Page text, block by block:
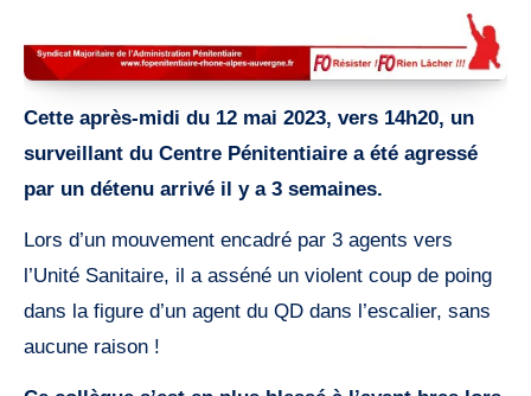
Cette après-midi du 12 mai 2023, vers 14h20, un
surveillant du Centre Pénitentiaire a été agressé
par un détenu arrivé il y a 3 semaines.
Lors d’un mouvement encadré par 3 agents vers
l’Unité Sanitaire, il a asséné un violent coup de poing
dans la figure d’un agent du QD dans l’escalier, sans
aucune raison !